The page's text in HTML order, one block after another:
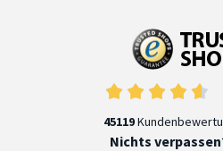
45119
Nichts